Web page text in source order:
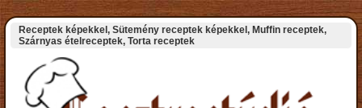
Receptek képekkel, Sütemény receptek képekkel, Muffin receptek,
Szárnyas ételreceptek, Torta receptek